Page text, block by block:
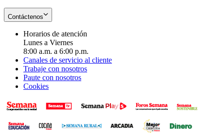
Contáctenos
Horarios de atención
Lunes a Viernes
8:00 a.m. a 6:00 p.m.
Canales de servicio al cliente
Trabaje con nosotros
Paute con nosotros
Cookies